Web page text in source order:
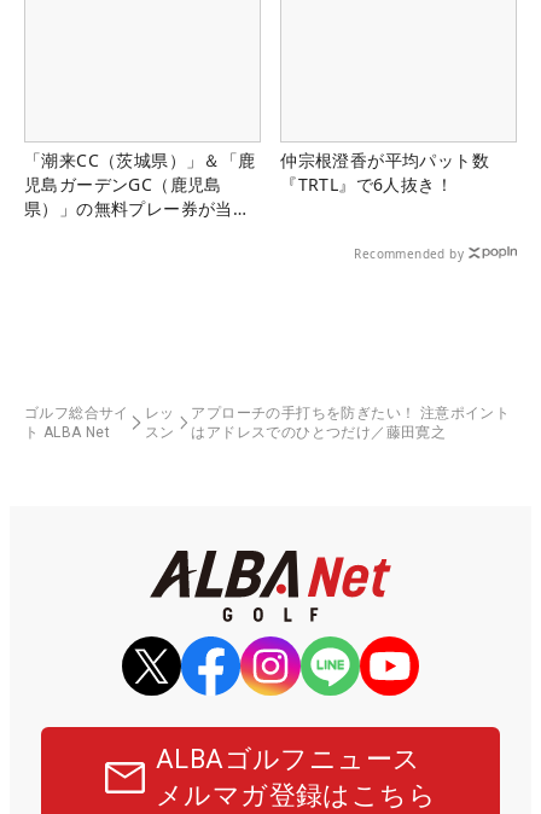
「潮来CC（茨城県）」＆「鹿
児島ガーデンGC（鹿児島
県）」の無料プレー券が当た
仲宗根澄香が平均パット数
『TRTL』で6人抜き！
Recommended by
ゴルフ総合サイ
ト ALBA Net
レッ
スン
アプローチの手打ちを防ぎたい！ 注意ポイント
はアドレスでのひとつだけ／藤田寛之
ALBAゴルフニュース
メルマガ登録はこちら